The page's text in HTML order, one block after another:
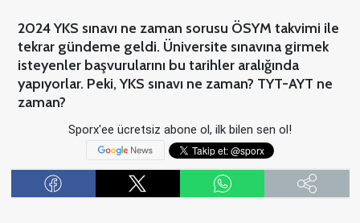
2024 YKS sınavı ne zaman sorusu ÖSYM takvimi ile
tekrar gündeme geldi. Üniversite sınavına girmek
isteyenler başvurularını bu tarihler aralığında
yapıyorlar. Peki, YKS sınavı ne zaman? TYT-AYT ne
zaman?
Sporx'ee ücretsiz abone ol, ilk bilen sen ol!